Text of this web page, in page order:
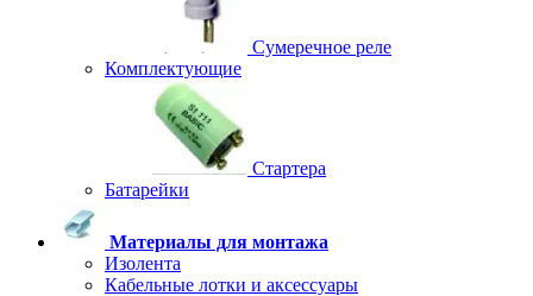
Сумеречное реле
Комплектующие
Стартера
Батарейки
Материалы для монтажа
Изолента
Кабельные лотки и аксессуары